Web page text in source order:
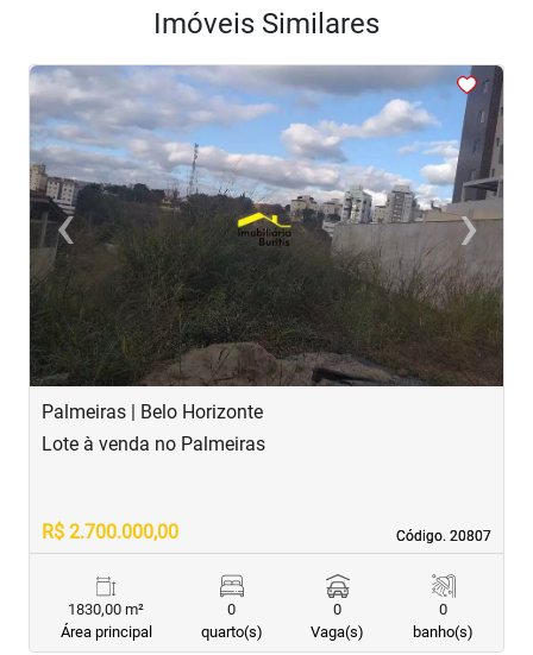
Imóveis Similares
<<<
‹Previous ›Next
Palmeiras | Belo Horizonte
Código. 20807
Código. 20807
Lote à venda no Palmeiras
R$ 2.700.000,00
1830,00 m²
Área principal
0
quarto(s)
0
Vaga(s)
0
banho(s)